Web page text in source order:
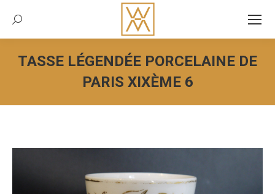
Recherche:
TASSE LÉGENDÉE PORCELAINE DE
PARIS XIXÈME 6
Vous êtes ici :